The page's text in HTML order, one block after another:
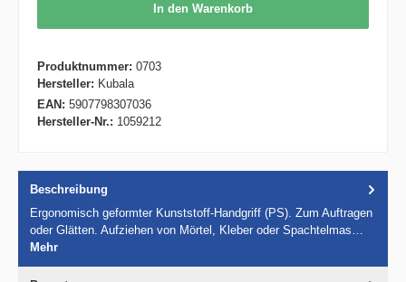
In den Warenkorb
Produktnummer: 0703
Hersteller: Kubala
EAN: 5907798307036
Hersteller-Nr.: 1059212
Beschreibung
Ergonomisch geformter Kunststoff-Handgriff (PS). Zum Auftragen
oder Glätten. Aufziehen von Mörtel, Kleber oder Spachtelmas…
Mehr